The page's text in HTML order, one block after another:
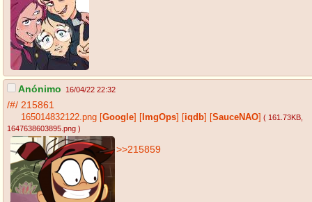
Anónimo 16/04/22 22:32
/#/ 215861
165014832122.png Google ImgOps iqdb SauceNAO ( 161.73KB
1647638603895.png )
>>215859